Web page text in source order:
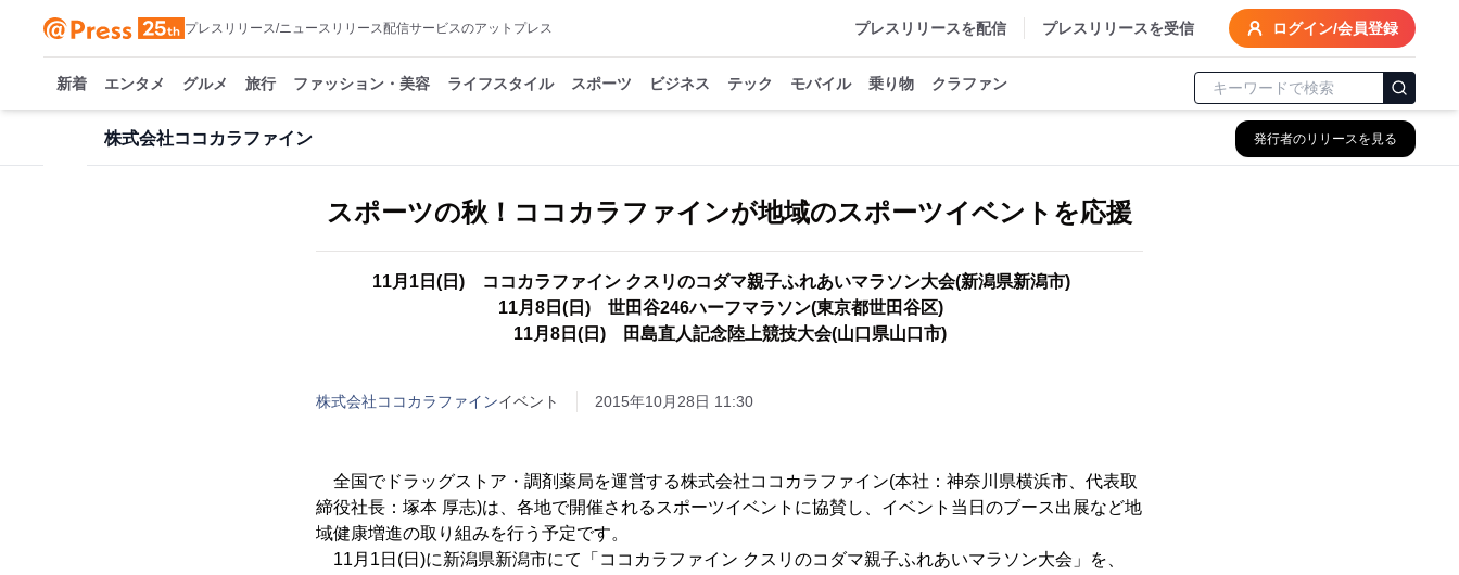
プレスリリース/ニュースリリース配信サービスのアットプレス プレスリリースを配信 プレスリリースを受信 ログイン/会員登録
新着 エンタメ グルメ 旅行 ファッション・美容 ライフスタイル スポーツ ビジネス テック モバイル 乗り物 クラファン
株式会社ココカラファイン 発行者のリリースを見る
スポーツの秋！ココカラファインが地域のスポーツイベントを応援
11月1日(日) ココカラファイン クスリのコダマ親子ふれあいマラソン大会(新潟県新潟市)
11月8日(日) 世田谷246ハーフマラソン(東京都世田谷区)
11月8日(日) 田島直人記念陸上競技大会(山口県山口市)
株式会社ココカラファインイベント 2015年10月28日 11:30
全国でドラッグストア・調剤薬局を運営する株式会社ココカラファイン(本社：神奈川県横浜市、代表取
締役社長：塚本 厚志)は、各地で開催されるスポーツイベントに協賛し、イベント当日のブース出展など地
域健康増進の取り組みを行う予定です。
11月1日(日)に新潟県新潟市にて「ココカラファイン クスリのコダマ親子ふれあいマラソン大会」を、